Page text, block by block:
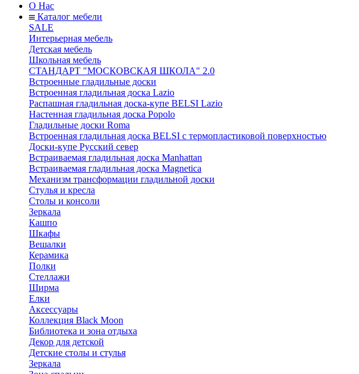
О Нас
Каталог мебели
SALE
Интерьерная мебель
Детская мебель
Школьная мебель
СТАНДАРТ "МОСКОВСКАЯ ШКОЛА" 2.0
Встроенные гладильные доски
Встроенная гладильная доска Lazio
Распашная гладильная доска-купе BELSI Lazio
Настенная гладильная доска Popolo
Гладильные доски Roma
Встроенная гладильная доска BELSI с термопластиковой поверхностью
Доски-купе Русский север
Встраиваемая гладильная доска Manhattan
Встраиваемая гладильная доска Magnetica
Механизм трансформации гладильной доски
Стyлья и кресла
Столы и консоли
Зеркала
Кашпо
Шкафы
Вешалки
Керамика
Полки
Стеллажи
Ширма
Елки
Аксессуары
Коллекция Black Moon
Библиотека и зона отдыха
Декор для детской
Детские столы и стулья
Зеркала